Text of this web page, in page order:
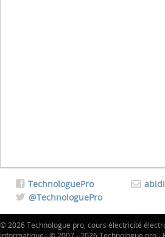
TechnologuePro
@TechnologuePro
© 2026 Technologue pro, cours électricité